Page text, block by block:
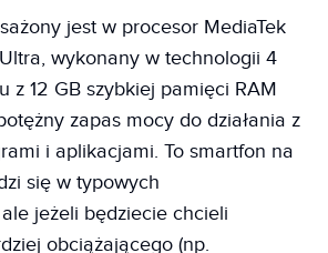
jest w procesor MediaTek
wykonany w technologii 4
z 12 GB szybkiej pamięci RAM
zapas mocy do działania z
i aplikacjami. To smartfon na
się w typowych
jeżeli będziecie chcieli
obciążającego (np.